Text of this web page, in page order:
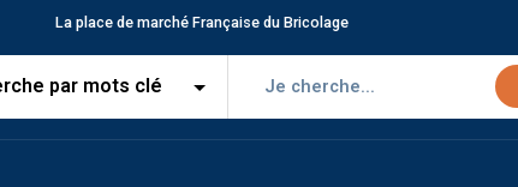
La place de marché Française du Bricolage